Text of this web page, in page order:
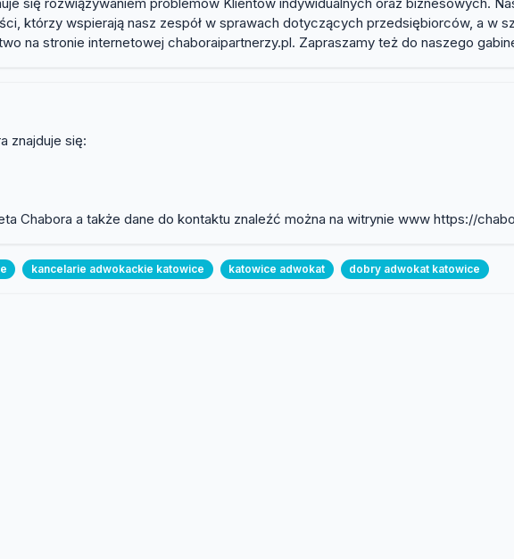
którzy wspierają nasz zespół w sprawach dotyczących przedsiębiorców, a w
na stronie internetowej chaboraipartnerzy.pl. Zapraszamy też do naszego
znajduje się:
Chabora a także dane do kontaktu znaleźć można na witrynie www https://
kancelarie adwokackie katowice katowice adwokat dobry adwokat katowice